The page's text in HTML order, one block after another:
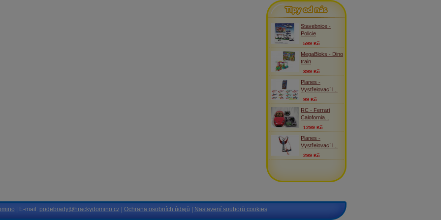
Tipy od nás
Stavebnice -
Policie
599 Kč
MegaBloks - Dino
train
399 Kč
Planes -
Vystřelovací l...
99 Kč
RC - Ferrari
Calofornia...
1299 Kč
Planes -
Vystřelovací l...
299 Kč
| E-mail: podebrady@hrackydomino.cz| Ochrana osobních údajů Nastavení souborů cookies